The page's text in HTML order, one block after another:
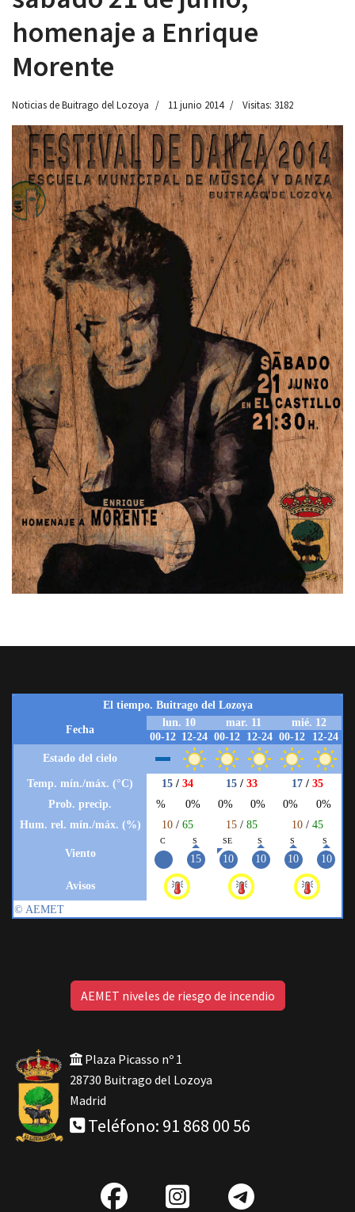
homenaje a Enrique
Morente
Noticias de Buitrago del Lozoya 11 junio 2014 Visitas: 3182
AEMET niveles de riesgo de incendio
Plaza Picasso nº 1
28730 Buitrago del Lozoya
Madrid
Teléfono: 91 868 00 56
fab IG